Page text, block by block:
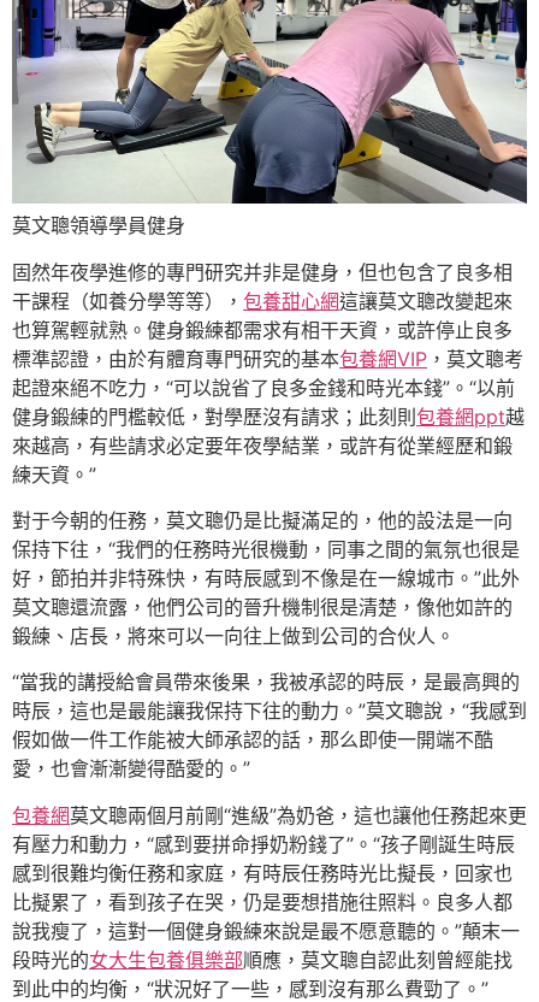
莫文聰領導學員健身
固然年夜學進修的專門研究并非是健身，但也包含了良多相
干課程（如養分學等等）， 包養甜心網這讓莫文聰改變起來
也算駕輕就熟。健身鍛練都需求有相干天資，或許停止良多
標準認證，由於有體育專門研究的基本包養網VIP ，莫文聰考
起證來絕不吃力，“可以說省了良多金錢和時光本錢”。“以前
健身鍛練的門檻較低，對學歷沒有請求；此刻則包養網ppt越
來越高，有些請求必定要年夜學結業，或許有從業經歷和鍛
練天資。”
對于今朝的任務，莫文聰仍是比擬滿足的，他的設法是一向
保持下往，“我們的任務時光很機動，同事之間的氣氛也很是
好，節拍并非特殊快，有時辰感到不像是在一線城市。”此外
莫文聰還流露，他們公司的晉升機制很是清楚，像他如許的
鍛練、店長，將來可以一向往上做到公司的合伙人。
“當我的講授給會員帶來後果，我被承認的時辰，是最高興的
時辰，這也是最能讓我保持下往的動力。”莫文聰說，“我感到
假如做一件工作能被大師承認的話，那么即使一開端不酷
愛，也會漸漸變得酷愛的。”
包養網莫文聰兩個月前剛“進級”為奶爸，這也讓他任務起來更
有壓力和動力，“感到要拼命掙奶粉錢了”。“孩子剛誕生時辰
感到很難均衡任務和家庭，有時辰任務時光比擬長，回家也
比擬累了，看到孩子在哭，仍是要想措施往照料。良多人都
說我瘦了，這對一個健身鍛練來說是最不愿意聽的。”顛末一
段時光的女大生包養俱樂部順應，莫文聰自認此刻曾經能找
到此中的均衡，“狀況好了一些，感到沒有那么費勁了。”